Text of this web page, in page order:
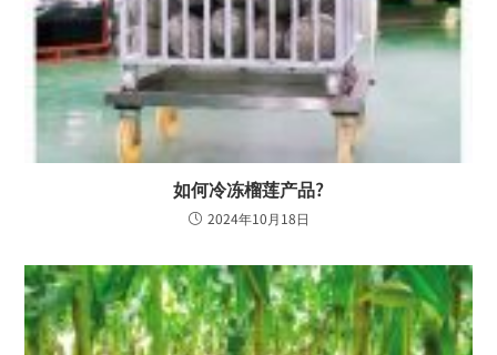
如何冷冻榴莲产品?
2024年10月18日